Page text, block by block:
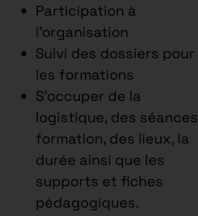
Participation à
l’organisation
Suivi des dossiers pour
les formations
S’occuper de la
logistique, des séances
formation, des lieux, la
durée ainsi que les
supports et fiches
pédagogiques.